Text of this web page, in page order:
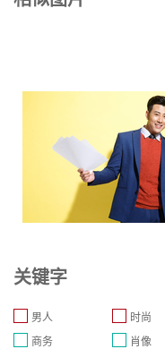
关键字
男人
时尚
商务
肖像